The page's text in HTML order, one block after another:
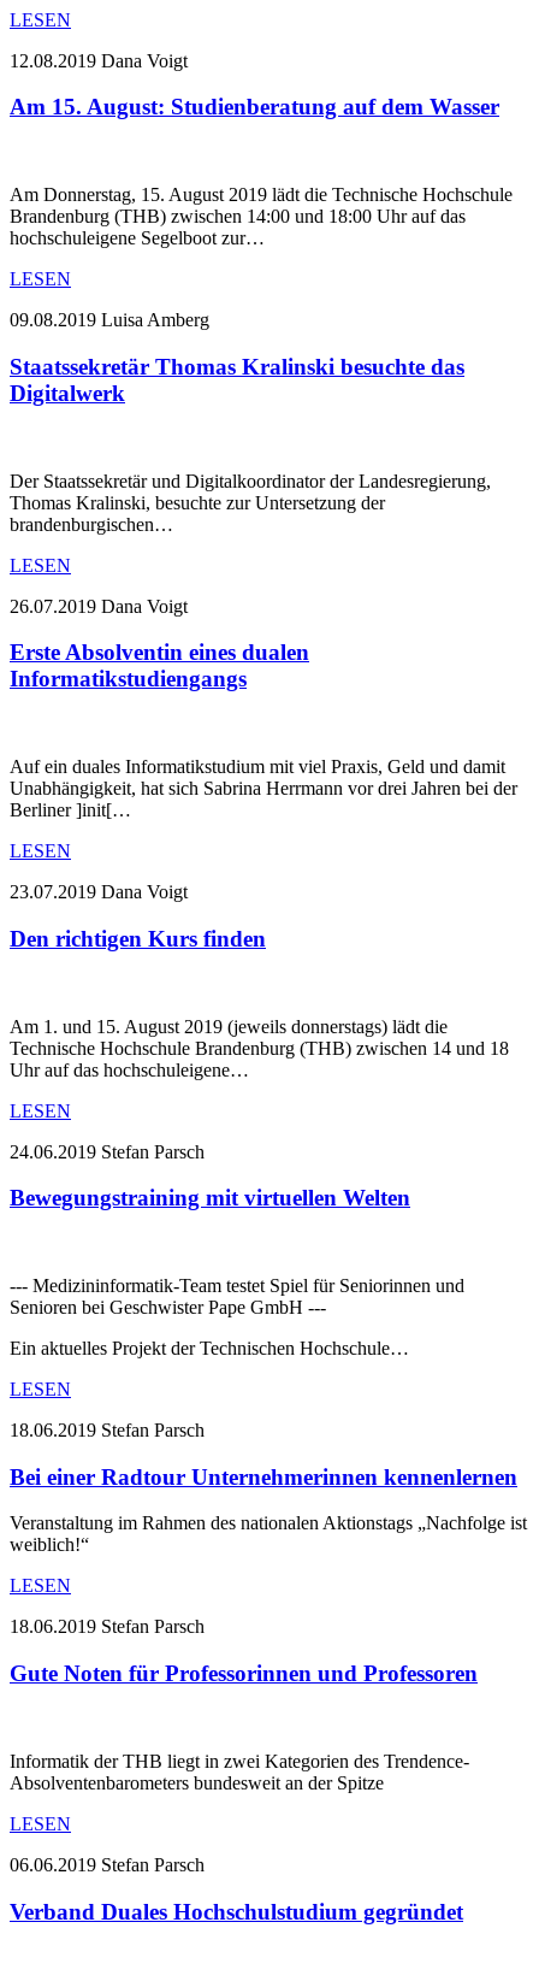
LESEN
12.08.2019 Dana Voigt
Am 15. August: Studienberatung auf dem Wasser
Am Donnerstag, 15. August 2019 lädt die Technische Hochschule
Brandenburg (THB) zwischen 14:00 und 18:00 Uhr auf das
hochschuleigene Segelboot zur…
LESEN
09.08.2019 Luisa Amberg
Staatssekretär Thomas Kralinski besuchte das
Digitalwerk
Der Staatssekretär und Digitalkoordinator der Landesregierung,
Thomas Kralinski, besuchte zur Untersetzung der
brandenburgischen…
LESEN
26.07.2019 Dana Voigt
Erste Absolventin eines dualen
Informatikstudiengangs
Auf ein duales Informatikstudium mit viel Praxis, Geld und damit
Unabhängigkeit, hat sich Sabrina Herrmann vor drei Jahren bei der
Berliner ]init[…
LESEN
23.07.2019 Dana Voigt
Den richtigen Kurs finden
Am 1. und 15. August 2019 (jeweils donnerstags) lädt die
Technische Hochschule Brandenburg (THB) zwischen 14 und 18
Uhr auf das hochschuleigene…
LESEN
24.06.2019 Stefan Parsch
Bewegungstraining mit virtuellen Welten
--- Medizininformatik-Team testet Spiel für Seniorinnen und
Senioren bei Geschwister Pape GmbH ---
Ein aktuelles Projekt der Technischen Hochschule…
LESEN
18.06.2019 Stefan Parsch
Bei einer Radtour Unternehmerinnen kennenlernen
Veranstaltung im Rahmen des nationalen Aktionstags „Nachfolge ist
weiblich!“
LESEN
18.06.2019 Stefan Parsch
Gute Noten für Professorinnen und Professoren
Informatik der THB liegt in zwei Kategorien des Trendence-
Absolventenbarometers bundesweit an der Spitze
LESEN
06.06.2019 Stefan Parsch
Verband Duales Hochschulstudium gegründet